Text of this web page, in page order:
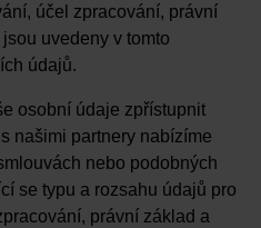
účel zpracování, právní
uvedeny v tomto
údajů.
osobní údaje zpřístupnit
našimi partnery nabízíme
nebo podobných
se typu a rozsahu údajů pro
právní základ a